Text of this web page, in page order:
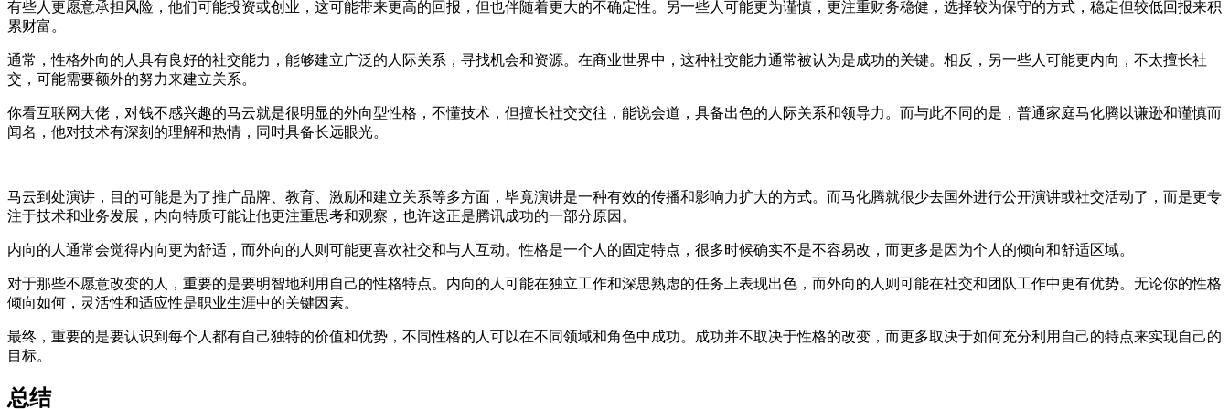
有些人更愿意承担风险，他们可能投资或创业，这可能带来更高的回报，但也伴随着更大的不确定性。另一些人可能更为谨慎，更注重财务稳健，选择较为保守的方式，稳定但较低回报来积
累财富。
通常，性格外向的人具有良好的社交能力，能够建立广泛的人际关系，寻找机会和资源。在商业世界中，这种社交能力通常被认为是成功的关键。相反，另一些人可能更内向，不太擅长社
交，可能需要额外的努力来建立关系。
你看互联网大佬，对钱不感兴趣的马云就是很明显的外向型性格，不懂技术，但擅长社交交往，能说会道，具备出色的人际关系和领导力。而与此不同的是，普通家庭马化腾以谦逊和谨慎而
闻名，他对技术有深刻的理解和热情，同时具备长远眼光。
马云到处演讲，目的可能是为了推广品牌、教育、激励和建立关系等多方面，毕竟演讲是一种有效的传播和影响力扩大的方式。而马化腾就很少去国外进行公开演讲或社交活动了，而是更专
注于技术和业务发展，内向特质可能让他更注重思考和观察，也许这正是腾讯成功的一部分原因。
内向的人通常会觉得内向更为舒适，而外向的人则可能更喜欢社交和与人互动。性格是一个人的固定特点，很多时候确实不是不容易改，而更多是因为个人的倾向和舒适区域。
对于那些不愿意改变的人，重要的是要明智地利用自己的性格特点。内向的人可能在独立工作和深思熟虑的任务上表现出色，而外向的人则可能在社交和团队工作中更有优势。无论你的性格
倾向如何，灵活性和适应性是职业生涯中的关键因素。
最终，重要的是要认识到每个人都有自己独特的价值和优势，不同性格的人可以在不同领域和角色中成功。成功并不取决于性格的改变，而更多取决于如何充分利用自己的特点来实现自己的
目标。
总结